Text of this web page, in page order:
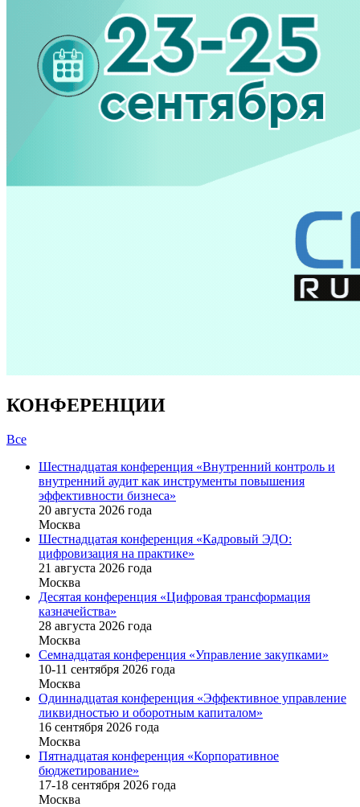
КОНФЕРЕНЦИИ
Все
Шестнадцатая конференция «Внутренний контроль и
внутренний аудит как инструменты повышения
эффективности бизнеса»
20 августа 2026 года
Москва
Шестнадцатая конференция «Кадровый ЭДО:
цифровизация на практике»
21 августа 2026 года
Москва
Десятая конференция «Цифровая трансформация
казначейства»
28 августа 2026 года
Москва
Семнадцатая конференция «Управление закупками»
10-11 сентября 2026 года
Москва
Одиннадцатая конференция «Эффективное управление
ликвидностью и оборотным капиталом»
16 cентября 2026 года
Москва
Пятнадцатая конференция «Корпоративное
бюджетирование»
17-18 сентября 2026 года
Москва